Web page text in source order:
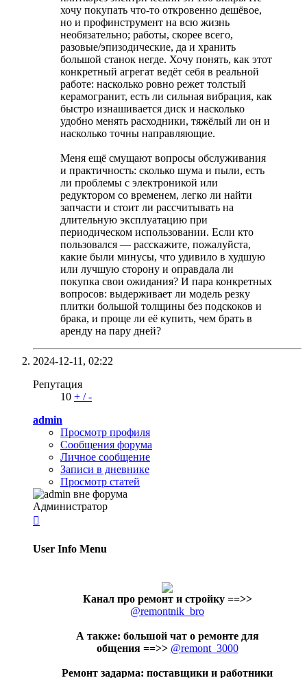
хочу покупать что-то откровенно дешёвое,
но и профинструмент на всю жизнь
необязательно; работы, скорее всего,
разовые/эпизодические, да и хранить
большой станок негде. Хочу понять, как этот
конкретный агрегат ведёт себя в реальной
работе: насколько ровно режет толстый
керамогранит, есть ли сильная вибрация, как
быстро изнашивается диск и насколько
удобно менять расходники, тяжёлый ли он и
насколько точны направляющие.
Меня ещё смущают вопросы обслуживания
и практичность: сколько шума и пыли, есть
ли проблемы с электроникой или
редуктором со временем, легко ли найти
запчасти и стоит ли рассчитывать на
длительную эксплуатацию при
периодическом использовании. Если кто
пользовался — расскажите, пожалуйста,
какие были минусы, что удивило в худшую
или лучшую сторону и оправдала ли
покупка свои ожидания? И пара конкретных
вопросов: выдерживает ли модель резку
плитки большой толщины без подскоков и
брака, и проще ли её купить, чем брать в
аренду на пару дней?
2024-12-11, 02:22
Репутация
10 + /-
admin
Просмотр профиля
Сообщения форума
Личное сообщение
Записи в дневнике
Просмотр статей
Администратор

User Info Menu
Канал про ремонт и стройку ==>>
@remontnik_bro
А также: большой чат о ремонте для
общения ==>> @remont_3000
Ремонт задарма: поставщики и работники